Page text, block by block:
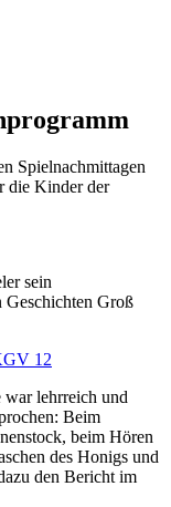
Spielnachmittagen
die Kinder der
sein
Geschichten Groß
lehrreich und
Beim
beim Hören
des Honigs und
den Bericht im